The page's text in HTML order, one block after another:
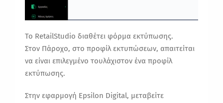
Το RetailStudio διαθέτει φόρμα εκτύπωσης.
Στον Πάροχο, στο προφίλ εκτυπώσεων, απαιτείται
να είναι επιλεγμένο τουλάχιστον ένα προφίλ
εκτύπωσης.
Στην εφαρμογή Epsilon Digital, μεταβείτε